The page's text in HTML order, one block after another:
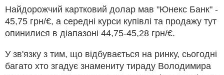
Найдорожчий картковий долар мав "Юнекс Банк" -
45,75 грн/€, а середні курси купівлі та продажу тут
опинилися в діапазоні 44,75-45,28 грн/€.
У зв'язку з тим, що відбувається на ринку, сьогодні
багато хто згадує знамениту тираду Володимира